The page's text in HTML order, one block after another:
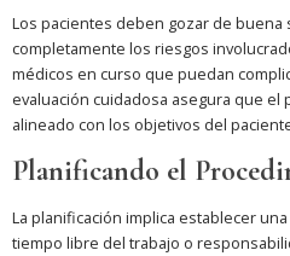
Los pacientes deben gozar de
completamente los riesgos
médicos en curso que puedan
evaluación cuidadosa asegura que
alineado con los objetivos del
Planificando el
La planificación implica establecer
tiempo libre del trabajo o